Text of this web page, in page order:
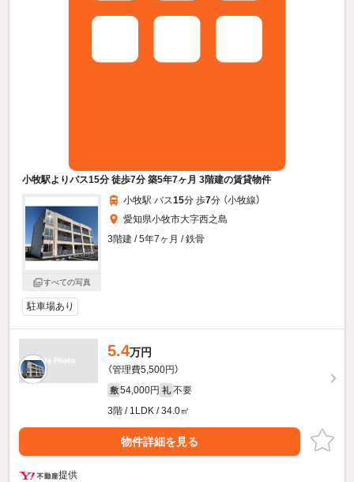
小牧駅よりバス15分 徒歩7分 築5年7ヶ月 3階建の賃貸物件
すべての写真
小牧駅 バス15分 歩7分 （小牧線）
愛知県小牧市大字西之島
3階建 / 5年7ヶ月 / 鉄骨
駐車場あり
5.4万円
（管理費5,500円）
敷 54,000円 礼 不要
3階 / 1LDK / 34.0㎡
物件詳細を見る
提供